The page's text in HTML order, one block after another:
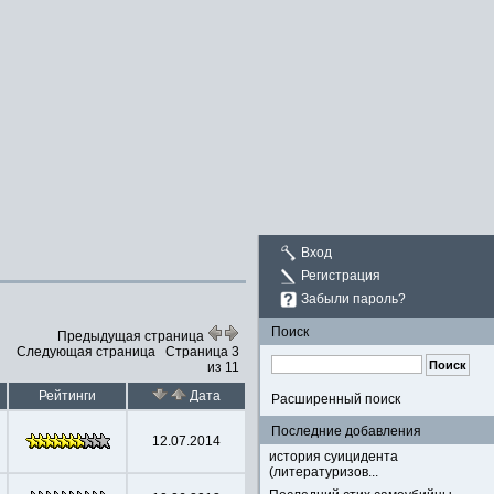
Вход
Регистрация
Забыли пароль?
Поиск
Расширенный поиск
Последние добавления
история суицидента
(литературизов...
Предыдущая страница
Следующая страница Страница 3
из 11
Рейтинги Дата
12.07.2014